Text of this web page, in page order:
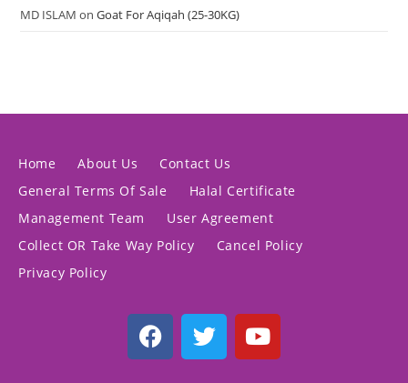
MD ISLAM onGoat For Aqiqah (25-30KG)
Home About Us
Contact Us
General Terms Of Sale
Halal Certificate
Management Team
User Agreement
Collect OR Take Way Policy
Cancel Policy
Privacy Policy